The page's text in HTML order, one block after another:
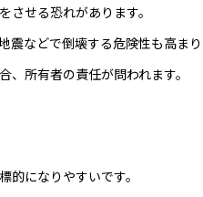
させる恐れがあります。
などで倒壊する危険性も高まり
所有者の責任が問われます。
になりやすいです。